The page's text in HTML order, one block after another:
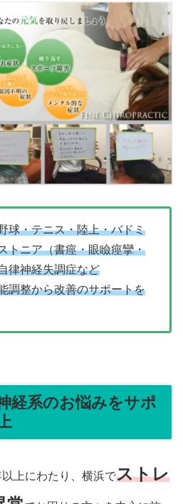
球・テニス・陸上・バドミ
トニア（書痙・眼瞼痙攣・
律神経失調症など
調整から改善のサポートを
経系のお悩みをサポ
上にわたり、横浜でストレ